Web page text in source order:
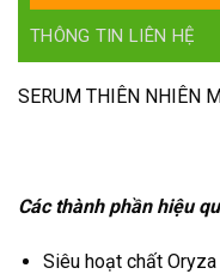
THÔNG TIN LIÊN HỆ
SERUM THIÊN NHIÊN
Các thành phần hiệu
Siêu hoạt chất